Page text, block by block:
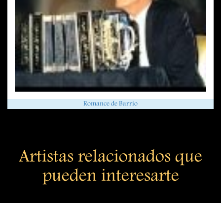
Romance de Barrio
Artistas relacionados que
pueden interesarte